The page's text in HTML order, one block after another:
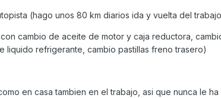
(hago unos 80 km diarios ida y vuelta del
cambio de aceite de motor y caja reductora,
liquido refrigerante, cambio pastillas freno trasero)
en casa tambien en el trabajo, asi que nunca le